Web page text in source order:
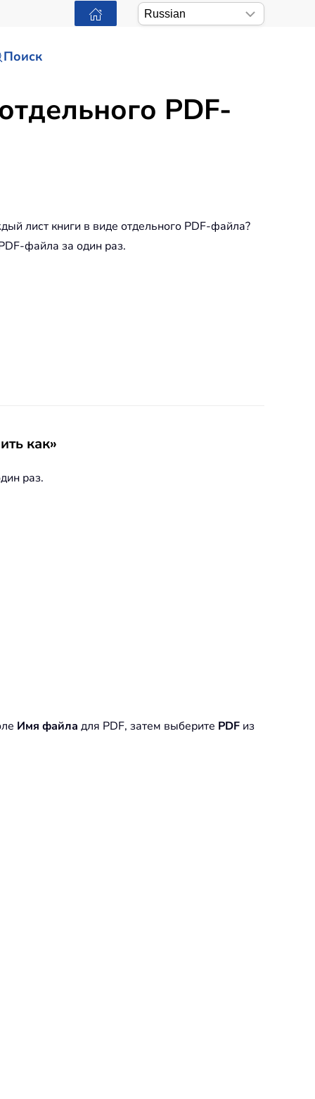
Поиск
PDF-
лист книги в виде отдельного PDF-файла?
файла за один раз.
как»
раз.
Имя файла для PDF, затем выберите PDF из